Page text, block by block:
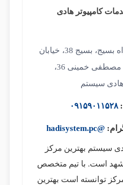
کامپیوتر هادی
بزرگراه بسیج، بسیج 38، خیابان
مصطفی خمینی، مصطفی خمینی 36،
هادی سیستم
۰۹۱۵۹۰۱۱۵۲۸
@hadisystem.pc
سیستم بهترین مرکز
است. با تیم متخصص
توانسته است بهترین